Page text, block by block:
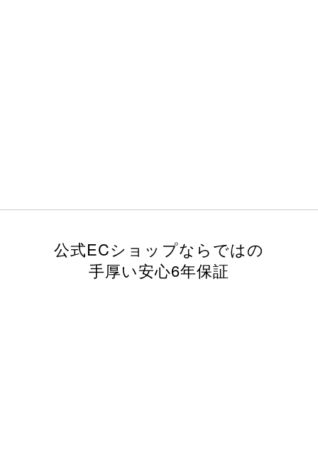
公式ECショップならではの
手厚い安心6年保証